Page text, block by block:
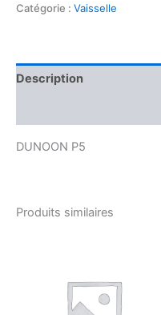
Catégorie : Vaisselle
Description
DUNOON P5
Produits similaires